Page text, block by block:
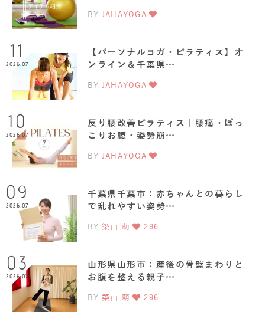
BY JAHAYOGA
11
2026.07
【パーソナルヨガ・ピラティス】オ
ンライン＆千葉県…
BY JAHAYOGA
10
2026.07
反り腰改善ピラティス｜腰痛・ぽっ
こりお腹・姿勢崩…
BY JAHAYOGA
09
2026.07
千葉県千葉市：赤ちゃんとの暮らし
で乱れやすい姿勢…
BY 築山 萌 296
03
2026.07
山形県山形市：産後の骨盤まわりと
お腹を整える親子…
BY 築山 萌 296